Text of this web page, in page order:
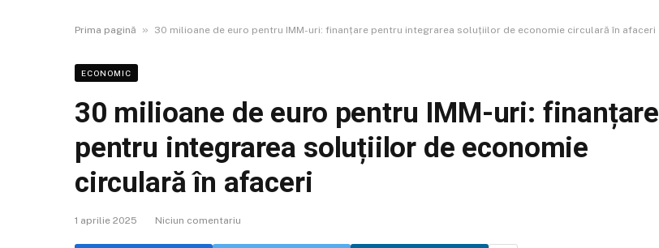
Prima pagină » 30 milioane de euro pentru IMM-uri: finanțare pentru integrarea soluțiilor de economie circulară în afaceri
ECONOMIC
30 milioane de euro pentru IMM-uri: finanțare
pentru integrarea soluțiilor de economie
circulară în afaceri
1 aprilie 2025 Niciun comentariu